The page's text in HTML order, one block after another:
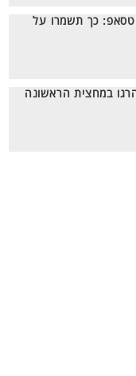
כך תשמרו על
נהרגו במחצית הראשונה